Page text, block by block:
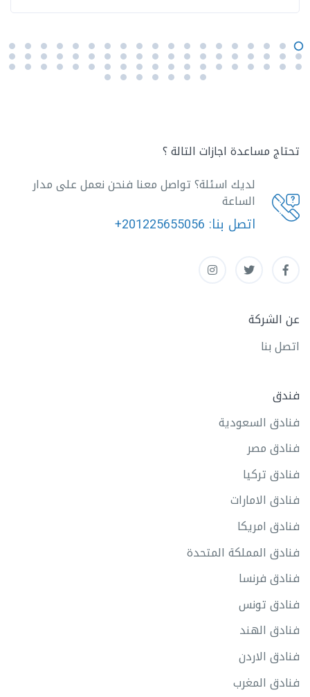
تحتاج مساعدة اجازات التالة ؟
لديك اسئلة؟ تواصل معنا فنحن نعمل على مدار
الساعة
اتصل بنا: +201225655056
عن الشركة
اتصل بنا
فندق
فنادق السعودية
فنادق مصر
فنادق تركيا
فنادق الامارات
فنادق امريكا
فنادق المملكة المتحدة
فنادق فرنسا
فنادق تونس
فنادق الهند
فنادق الاردن
فنادق المغرب